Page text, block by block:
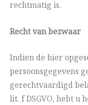
rechtmatig is.
Recht van bezwaar
Indien de hier
persoonsgegevens
gerechtvaardigd
lit. f DSGVO, hebt u